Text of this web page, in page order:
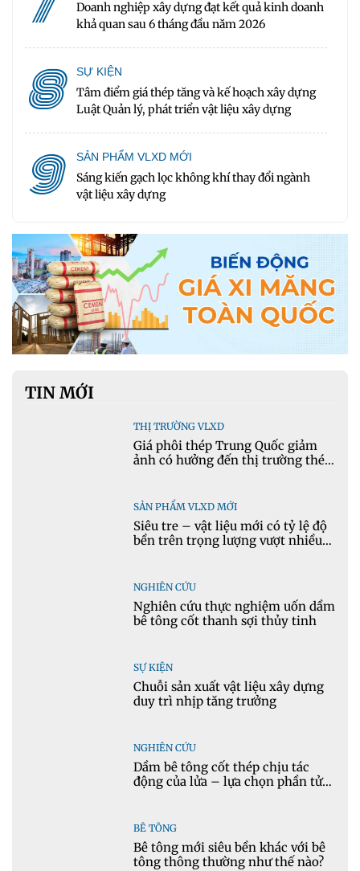
Doanh nghiệp xây dựng đạt kết quả kinh doanh
khả quan sau 6 tháng đầu năm 2026
8 SỰ KIỆN
Tâm điểm giá thép tăng và kế hoạch xây dựng
Luật Quản lý, phát triển vật liệu xây dựng
9 SẢN PHẨM VLXD MỚI
Sáng kiến gạch lọc không khí thay đổi ngành
vật liệu xây dựng
TIN MỚI
THỊ TRƯỜNG VLXD
Giá phôi thép Trung Quốc giảm
ảnh có hưởng đến thị trường thép
SẢN PHẨM VLXD MỚI
Siêu tre – vật liệu mới có tỷ lệ độ
bền trên trọng lượng vượt nhiều
NGHIÊN CỨU
Nghiên cứu thực nghiệm uốn dầm
bê tông cốt thanh sợi thủy tinh
SỰ KIỆN
Chuỗi sản xuất vật liệu xây dựng
duy trì nhịp tăng trưởng
NGHIÊN CỨU
Dầm bê tông cốt thép chịu tác
động của lửa – lựa chọn phần tử
BÊ TÔNG
Bê tông mới siêu bền khác với bê
tông thông thường như thế nào?